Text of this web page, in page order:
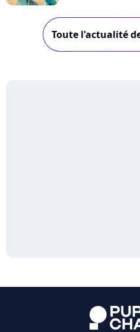
Toute l'actualité